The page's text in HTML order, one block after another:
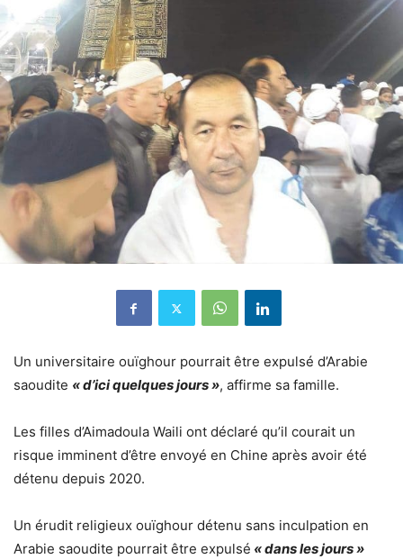
Un universitaire ouïghour pourrait être expulsé d’Arabie
saoudite « d’ici quelques jours », affirme sa famille.
Les filles d’Aimadoula Waili ont déclaré qu’il courait un
risque imminent d’être envoyé en Chine après avoir été
détenu depuis 2020.
Un érudit religieux ouïghour détenu sans inculpation en
Arabie saoudite pourrait être expulsé « dans les jours »